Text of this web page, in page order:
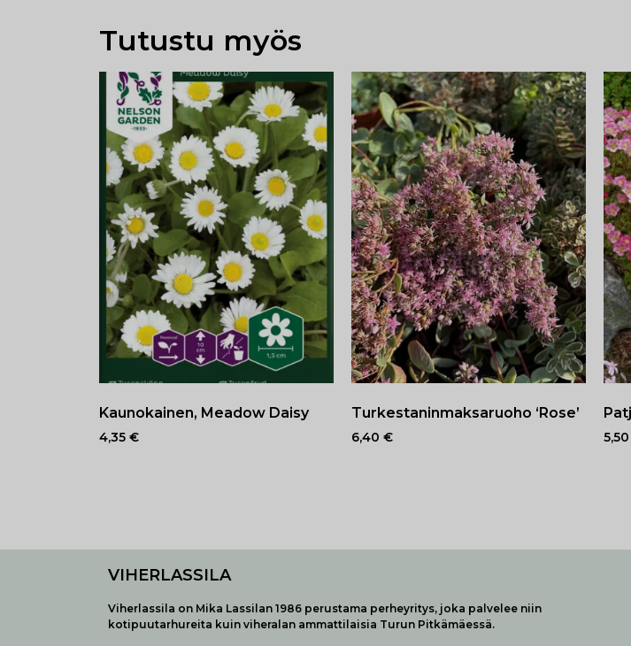
Tutustu myös
Kaunokainen, Meadow Daisy
4,35 €
Turkestaninmaksaruoho ‘Rose’
6,40 € 5,50
VIHERLASSILA
Viherlassila on Mika Lassilan 1986 perustama perheyritys, joka palvelee niin
kotipuutarhureita kuin viheralan ammattilaisia Turun Pitkämäessä.